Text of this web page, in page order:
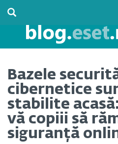
Bazele
cibernetice
stabilite
vă copiii să
siguranță